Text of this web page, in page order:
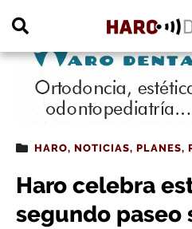
HARO, NOTICIAS, PLANES,
Haro celebra
segundo paseo